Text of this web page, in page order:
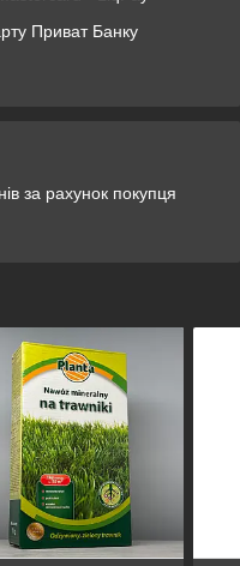
Приват Банку
за рахунок покупця